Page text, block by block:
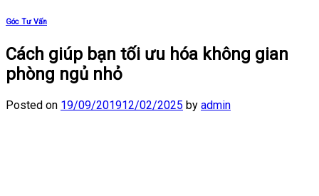
Góc Tư Vấn
Cách giúp bạn tối ưu hóa không gian
phòng ngủ nhỏ
Posted on 19/09/201912/02/2025 by admin